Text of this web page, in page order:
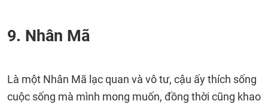
9. Nhân Mã
Là một Nhân Mã lạc quan và vô tư, cậu ấy thích sống
cuộc sống mà mình mong muốn, đồng thời cũng khao